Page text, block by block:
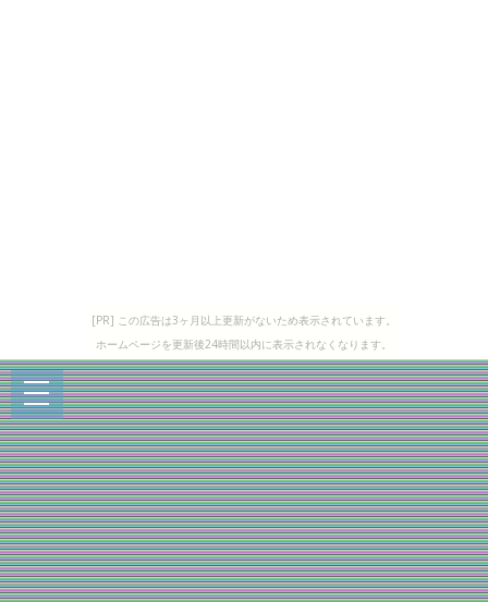
[PR] この広告は3ヶ月以上更新がないため表示されています。
ホームページを更新後24時間以内に表示されなくなります。